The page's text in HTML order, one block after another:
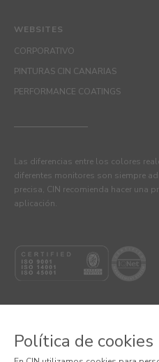
WEBSITES
CORPORATIVO
PINTURAS CIN CANARIAS
PERFORMANCE COATINGS
Las diferencias entre los colores
diferentes monitores son siempre
precisa, CIN recomienda hacer una
aplicación.
Política de cookies